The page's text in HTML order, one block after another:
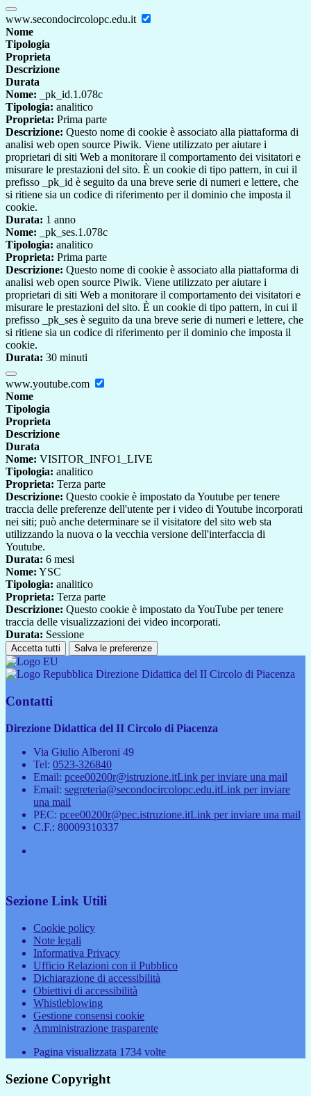
www.secondocircolopc.edu.it
Nome
Tipologia
Proprieta
Descrizione
Durata
Nome: _pk_id.1.078c
Tipologia: analitico
Proprieta: Prima parte
Descrizione: Questo nome di cookie è associato alla piattaforma di
analisi web open source Piwik. Viene utilizzato per aiutare i
proprietari di siti Web a monitorare il comportamento dei visitatori e
misurare le prestazioni del sito. È un cookie di tipo pattern, in cui il
prefisso _pk_id è seguito da una breve serie di numeri e lettere, che
si ritiene sia un codice di riferimento per il dominio che imposta il
cookie.
Durata: 1 anno
Nome: _pk_ses.1.078c
Tipologia: analitico
Proprieta: Prima parte
Descrizione: Questo nome di cookie è associato alla piattaforma di
analisi web open source Piwik. Viene utilizzato per aiutare i
proprietari di siti Web a monitorare il comportamento dei visitatori e
misurare le prestazioni del sito. È un cookie di tipo pattern, in cui il
prefisso _pk_ses è seguito da una breve serie di numeri e lettere, che
si ritiene sia un codice di riferimento per il dominio che imposta il
cookie.
Durata: 30 minuti
www.youtube.com
Nome
Tipologia
Proprieta
Descrizione
Durata
Nome: VISITOR_INFO1_LIVE
Tipologia: analitico
Proprieta: Terza parte
Descrizione: Questo cookie è impostato da Youtube per tenere
traccia delle preferenze dell'utente per i video di Youtube incorporati
nei siti; può anche determinare se il visitatore del sito web sta
utilizzando la nuova o la vecchia versione dell'interfaccia di
Youtube.
Durata: 6 mesi
Nome: YSC
Tipologia: analitico
Proprieta: Terza parte
Descrizione: Questo cookie è impostato da YouTube per tenere
traccia delle visualizzazioni dei video incorporati.
Durata: Sessione
Accetta tutti Salva le preferenze
Direzione Didattica del II Circolo di Piacenza
Contatti
Direzione Didattica del II Circolo di Piacenza
Via Giulio Alberoni 49
Tel: 0523-326840
Email: pcee00200r@istruzione.itLink per inviare una mail
Email: segreteria@secondocircolopc.edu.itLink per inviare
una mail
PEC: pcee00200r@pec.istruzione.itLink per inviare una mail
C.F.: 80009310337
Sezione Link Utili
Cookie policy
Note legali
Informativa Privacy
Ufficio Relazioni con il Pubblico
Dichiarazione di accessibilità
Obiettivi di accessibilità
Whistleblowing
Gestione consensi cookie
Amministrazione trasparente
Pagina visualizzata 1734 volte
Sezione Copyright